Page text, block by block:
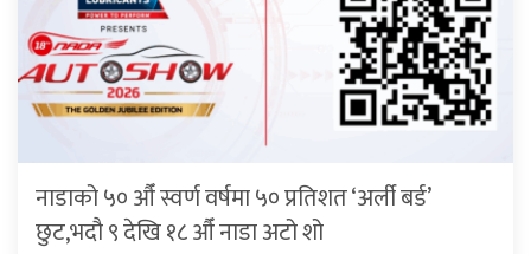
नाडाको ५० औँ स्वर्ण वर्षमा ५० प्रतिशत ‘अर्ली बर्ड’
छुट,भदौ ९ देखि १८ औँ नाडा अटो शो